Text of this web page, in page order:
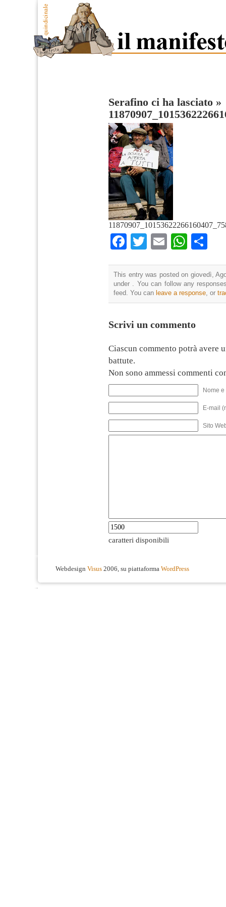
Serafino ci ha lasciato »
Facebook
TwitterEmail
This entry was posted on giovedì,
under . You can follow any
feed. You can leave a response, or
Scrivi un commento
Ciascun commento potrà avere
battute.
Non sono ammessi commenti
Nome
E-mail
Sito
caratteri disponibili
Webdesign Visus 2006, su piattaforma WordPress